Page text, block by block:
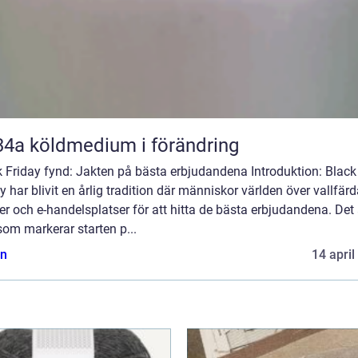
R134a köldmedium i förändring
Friday fynd: Jakten på bästa erbjudandena Introduktion: Black
har blivit en årlig tradition där människor världen över
och e-handelsplatser för att hitta de bästa erbjudandena. Det
markerar starten p...
14 april